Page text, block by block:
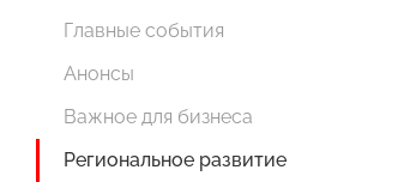
Главные события
Анонсы
Важное для бизнеса
Региональное развитие